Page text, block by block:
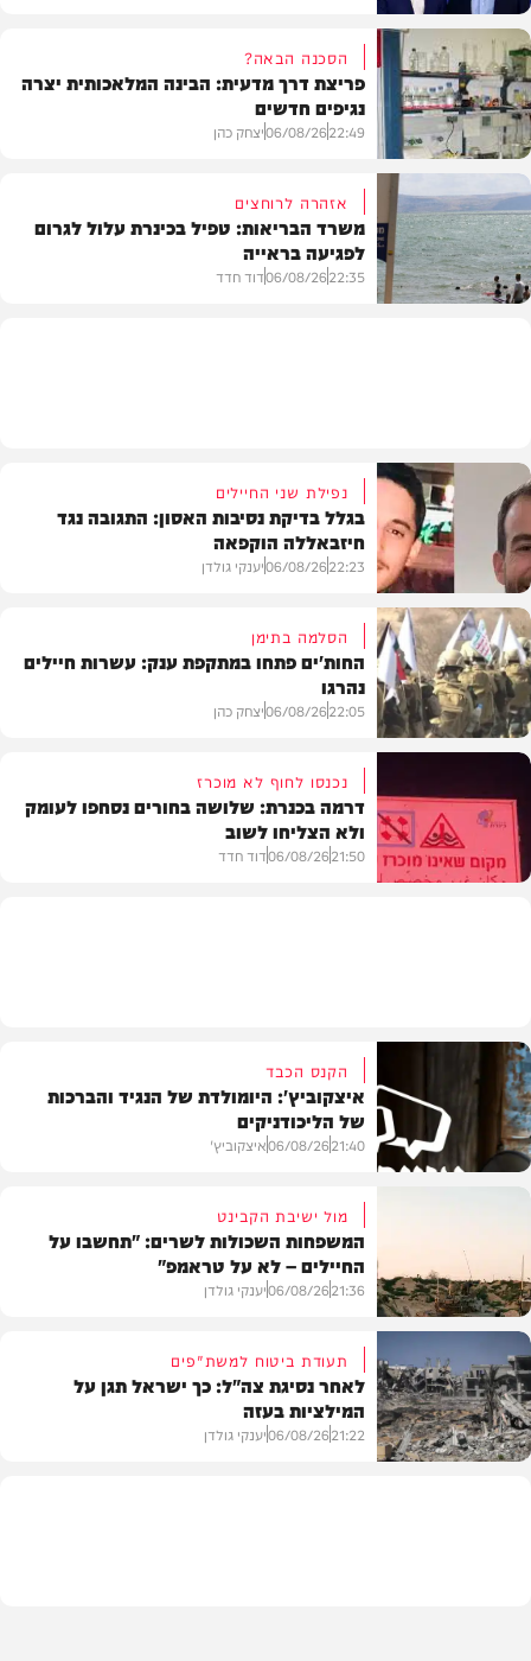
פוליטי
בריאות
הסכנה הבאה?
פריצת דרך מדעית: הבינה המלאכותית יצרה
נגיפים חדשים
22:49
06/08/26יצחק כהן
אזהרה לרוחצים
משרד הבריאות: טפיל בכינרת עלול לגרום
לפגיעה בראייה
22:35
06/08/26דוד חדד
צבא וביטחון
נפילת שני החיילים
בגלל בדיקת נסיבות האסון: התגובה נגד
חיזבאללה הוקפאה
22:23
06/08/26יענקי גולדן
בעולם
הסלמה בתימן
החות'ים פתחו במתקפת ענק: עשרות חיילים
נהרגו
22:05
06/08/26יצחק כהן
נכנסו לחוף לא מוכרז
דרמה בכנרת: שלושה בחורים נסחפו לעומק
ולא הצליחו לשוב
21:50
06/08/26דוד חדד
חדשות
הקנס הכבד
איצקוביץ': היומולדת של הנגיד והברכות
של הליכודניקים
21:40
06/08/26איצקוביץ'
צבא וביטחון
מול ישיבת הקבינט
המשפחות השכולות לשרים: "תחשבו על
החיילים – לא על טראמפ"
21:36
06/08/26יענקי גולדן
תעודת ביטוח למשת"פים
לאחר נסיגת צה"ל: כך ישראל תגן על
המילציות בעזה
21:22
06/08/26יענקי גולדן